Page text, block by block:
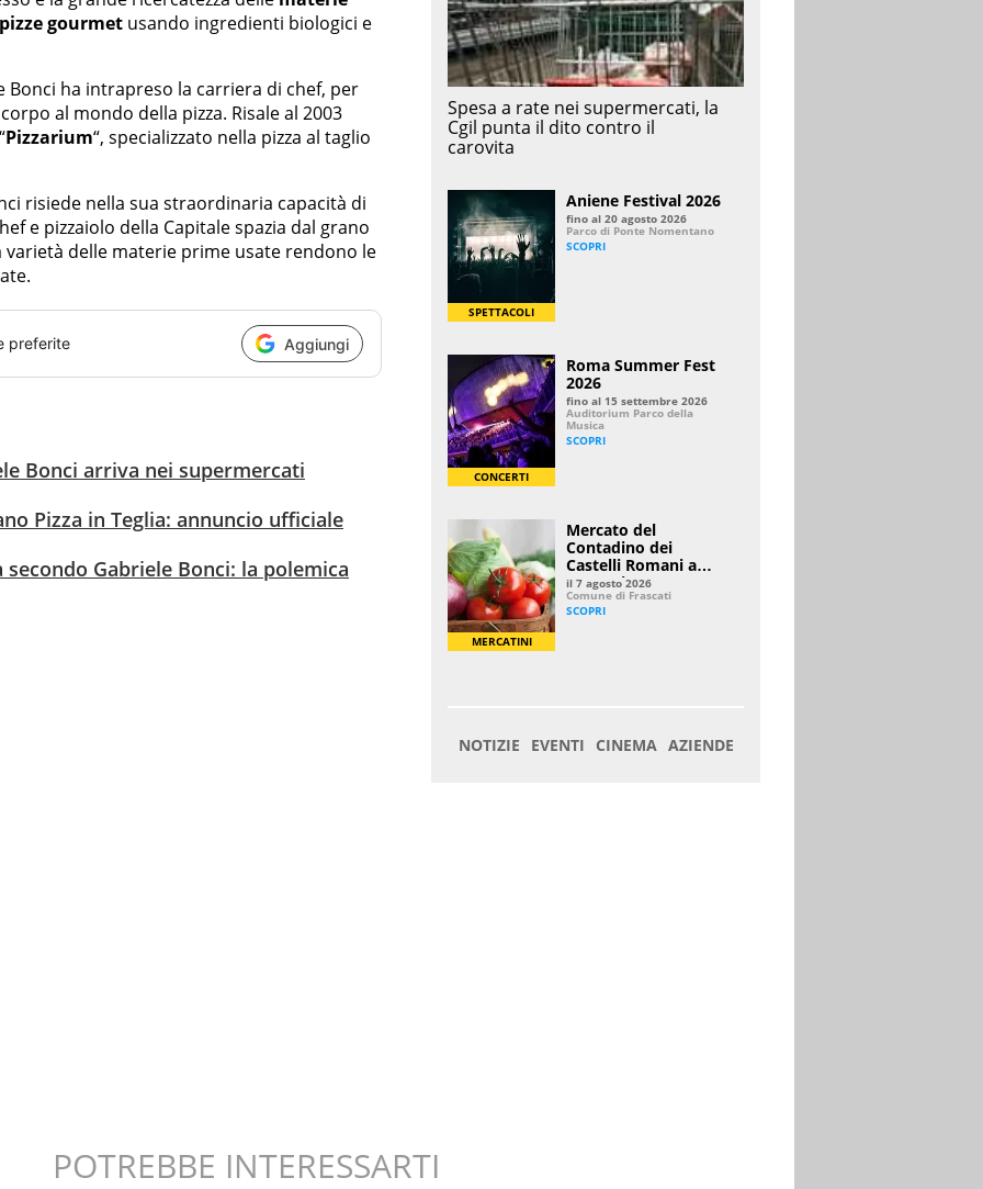
gourmet usando ingredienti biologici e
Bonci ha intrapreso la carriera di chef, per
al mondo della pizza. Risale al 2003
Pizzarium“, specializzato nella pizza al taglio
risiede nella sua straordinaria capacità di
e pizzaiolo della Capitale spazia dal grano
varietà delle materie prime usate rendono le
preferite Aggiungi
Bonci arriva nei supermercati
Pizza in Teglia: annuncio ufficiale
secondo Gabriele Bonci: la polemica
POTREBBE INTERESSARTI